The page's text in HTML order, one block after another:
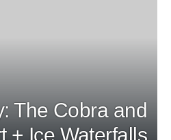
The Cobra and
+ Ice Waterfalls